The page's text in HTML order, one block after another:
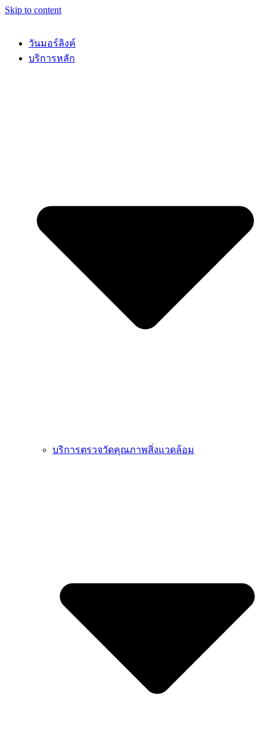
Skip to content
วันมอร์ลิงค์
บริการหลัก
บริการตรวจวัดคุณภาพสิ่งแวดล้อม